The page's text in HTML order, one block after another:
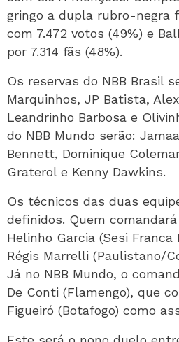
gringo a dupla rubro-negra
com 7.472 votos (49%) e
por 7.314 fãs (48%).
Os reservas do NBB Brasil
Marquinhos, JP Batista,
Leandrinho Barbosa e
do NBB Mundo serão:
Bennett, Dominique
Graterol e Kenny Dawkins.
Os técnicos das duas
definidos. Quem
Helinho Garcia (Sesi
Régis Marrelli (Paulistano/
Já no NBB Mundo, o
De Conti (Flamengo), que
Figueiró (Botafogo) como